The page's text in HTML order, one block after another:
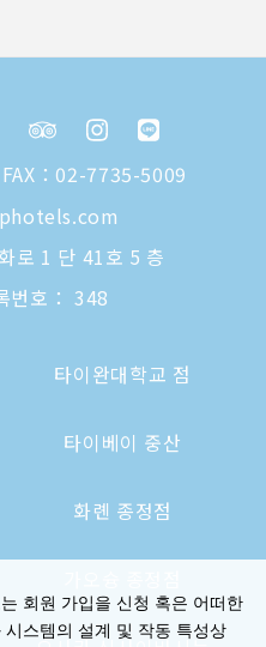
FAX：02-7735-5009
로 1 단 41호 5 층
번호： 348
타이완대학교 점
타이베이 중산
화롄 종정점
회원 가입을 신청 혹은 어떠한
스템의 설계 및 작동 특성상